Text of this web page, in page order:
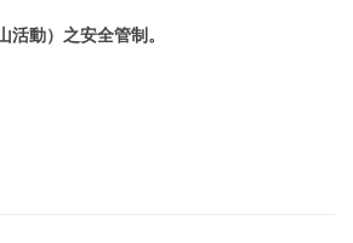
活動）之安全管制。